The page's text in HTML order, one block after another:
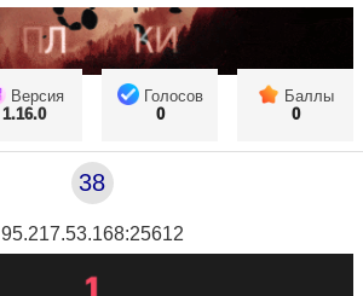
Версия
1.16.0
Голосов
0
Баллы
0
38
95.217.53.168:25612